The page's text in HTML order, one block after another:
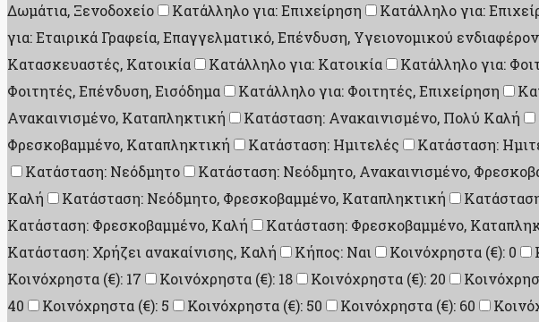
Δωμάτια, Ξενοδοχείο
Κατάλληλο για: Επιχείρηση Κατάλληλο για:
για: Εταιρικά Γραφεία, Επαγγελματικό, Επένδυση, Υγειονομικού
Κατασκευαστές, Κατοικία
Κατάλληλο για: Κατοικία Κατάλληλο για:
Φοιτητές, Επένδυση, Εισόδημα
Κατάλληλο για: Φοιτητές, Επιχείρηση
Ανακαινισμένο, Καταπληκτική
Κατάσταση: Ανακαινισμένο, Πολύ Καλή
Φρεσκοβαμμένο, Καταπληκτική
Κατάσταση: Ημιτελές Κατάσταση:
Κατάσταση: Νεόδμητο
Κατάσταση: Νεόδμητο, Ανακαινισμένο,
Καλή
Κατάσταση: Νεόδμητο, Φρεσκοβαμμένο, Καταπληκτική
Κατάσταση: Φρεσκοβαμμένο, Καλή
Κατάσταση: Φρεσκοβαμμένο,
Κατάσταση: Χρήζει ανακαίνισης, Καλή
Κήπος: Ναι Κοινόχρηστα (€): 0
Κοινόχρηστα (€): 17
Κοινόχρηστα (€): 18 Κοινόχρηστα (€): 20
40
Κοινόχρηστα (€): 5 Κοινόχρηστα (€): 50 Κοινόχρηστα (€): 60